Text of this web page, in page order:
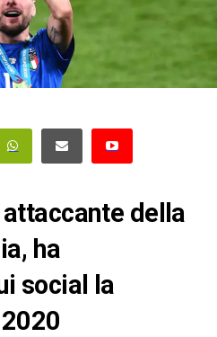
della
ha
social la